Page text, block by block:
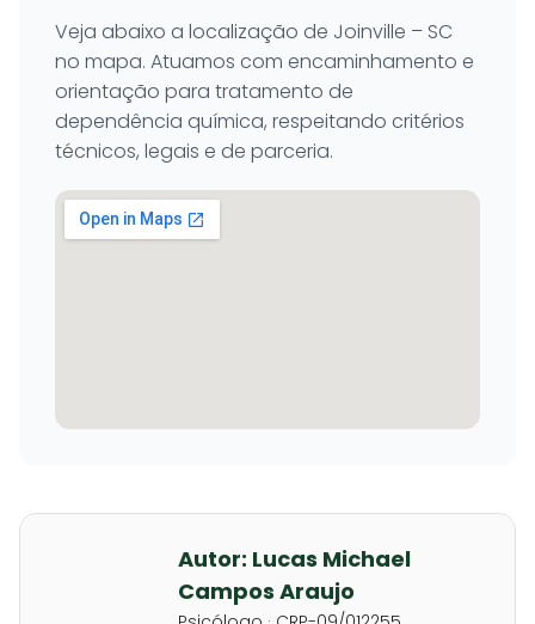
Veja abaixo a localização de Joinville – SC
no mapa. Atuamos com encaminhamento e
orientação para tratamento de
dependência química, respeitando critérios
técnicos, legais e de parceria.
Autor: Lucas Michael
Campos Araujo